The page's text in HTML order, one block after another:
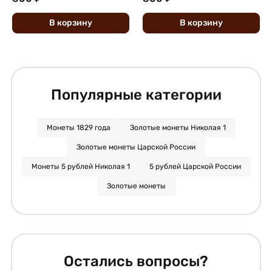
В корзину В корзину
Популярные категории
Монеты 1829 года Золотые монеты Николая 1
Золотые монеты Царской России
Монеты 5 рублей Николая 1 5 рублей Царской России
Золотые монеты
Остались вопросы?